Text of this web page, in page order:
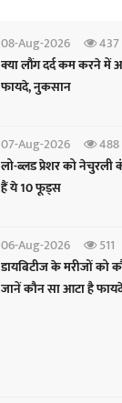
08-Aug-2026
437
क्या लौंग दर्द कम करने में
फायदे, नुकसान
07-Aug-2026
488
लो-ब्लड प्रेशर को नेचुरली
हैं ये 10 फूड्स
06-Aug-2026
511
डायबिटीज के मरीजों को
जानें कौन सा आटा है